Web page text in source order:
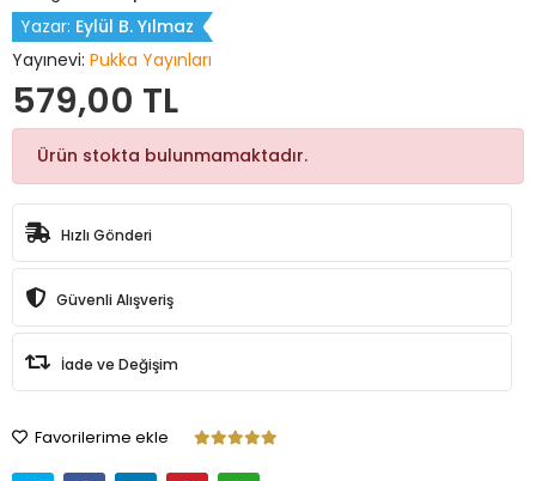
Yazar: Eylül B. Yılmaz
Yayınevi: Pukka Yayınları
579,00 TL
Ürün stokta bulunmamaktadır.
Hızlı Gönderi
Güvenli Alışveriş
İade ve Değişim
Favorilerime ekle